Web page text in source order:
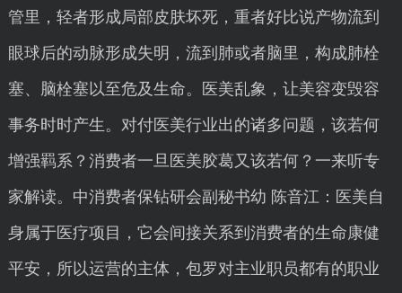
管里，轻者形成局部皮肤坏死，重者好比说产物流到
眼球后的动脉形成失明，流到肺或者脑里，构成肺栓
塞、脑栓塞以至危及生命。医美乱象，让美容变毁容
事务时时产生。对付医美行业出的诸多问题，该若何
增强羁系？消费者一旦医美胶葛又该若何？一来听专
家解读。中消费者保钻研会副秘书幼 陈音江：医美自
身属于医疗项目，它会间接关系到消费者的生命康健
平安，所以运营的主体，包罗对主业职员都有的职业